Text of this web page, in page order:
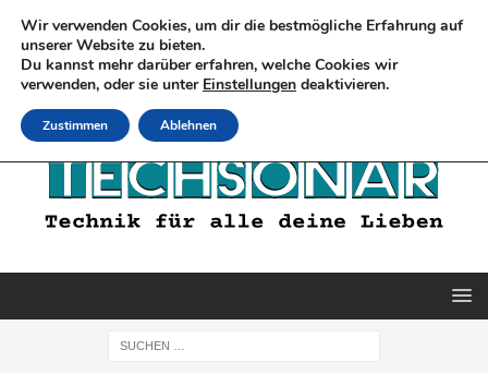
Wir verwenden Cookies, um dir die bestmögliche Erfahrung auf
unserer Website zu bieten.
Du kannst mehr darüber erfahren, welche Cookies wir
verwenden, oder sie unter Einstellungen deaktivieren.
Zustimmen Ablehnen